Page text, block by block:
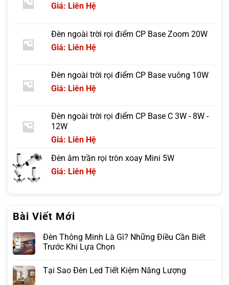
Giá: Liên Hệ
Đèn ngoài trời rọi điểm CP Base Zoom 20W
Giá: Liên Hệ
Đèn ngoài trời rọi điểm CP Base vuông 10W
Giá: Liên Hệ
Đèn ngoài trời rọi điểm CP Base C 3W - 8W -
12W
Giá: Liên Hệ
Đèn âm trần rọi tròn xoay Mini 5W
Giá: Liên Hệ
Bài Viết Mới
Đèn Thông Minh Là Gì? Những Điều Cần Biết
Trước Khi Lựa Chọn
Tại Sao Đèn Led Tiết Kiệm Năng Lượng